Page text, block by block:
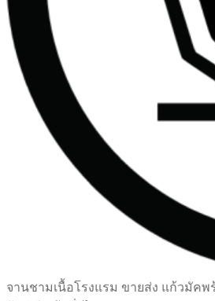
เซรามิค
จานชามเนื้อโรงแรม ขายส่ง แก้วมัค